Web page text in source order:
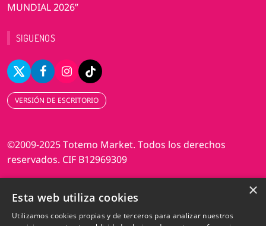
MUNDIAL 2026”
SIGUENOS
VERSIÓN DE ESCRITORIO
©2009-2025 Totemo Market. Todos los derechos
reservados. CIF B12969309
×
Esta web utiliza cookies
Utilizamos cookies propias y de terceros para analizar nuestros